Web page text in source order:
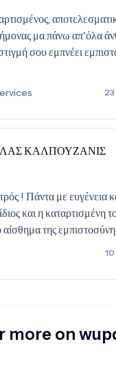
μα πάνω απ'όλα
σου εμπνέει
τον παθολόγο
που μου τον
ΚΑΛΠΟΥΖΑΝΙΣ
! Πάντα με ευγένεια
και η καταρτισμένη
της
more on